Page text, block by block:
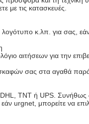
με τις κατασκευές.
κ.λπ. για σας,
αιτήσεων για την
σας στα αγαθά
TNT ή UPS. Συνήθως
urgnet, μπορείτε να